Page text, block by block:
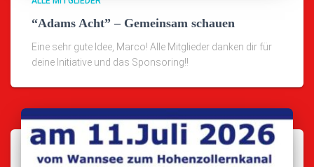
“Adams Acht” – Gemeinsam schauen
Eine sehr gute Idee, Marco! Alle Mitglieder danken dir für
deine Initiative und das Sponsoring!!